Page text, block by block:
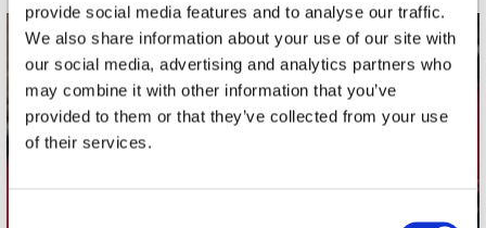
provide social media features and to analyse our traffic.
We also share information about your use of our site with
our social media, advertising and analytics partners who
may combine it with other information that you’ve
provided to them or that they’ve collected from your use
of their services.
contact
Stuur ons een e-mail
webwinkel@platomania.nl